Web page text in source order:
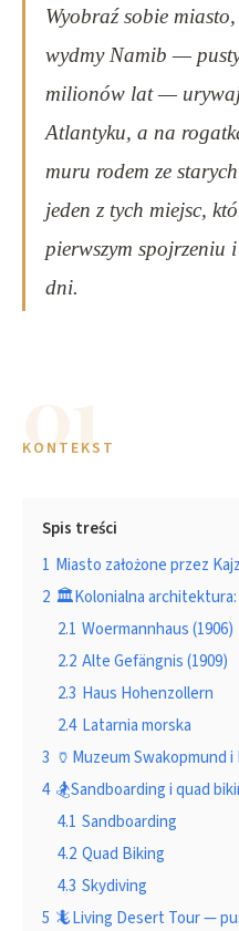
Wyobraź sobie
wydmy Namib —
milionów lat —
Atlantyku, a na
muru rodem ze
jeden z tych miejsc,
pierwszym spojrzeniu
dni.
01
KONTEKST
Spis treści
1 Miasto założone przez
2 🏛️Kolonialna architektura:
2.1 Woermannhaus (1906)
2.2 Alte Gefängnis (1909)
2.3 Haus Hohenzollern
2.4 Latarnia morska
3 🏺Muzeum Swakopmund i
4 🏂Sandboarding i quad
4.1 Sandboarding
4.2 Quad Biking
4.3 Skydiving
5 🦎Living Desert Tour —